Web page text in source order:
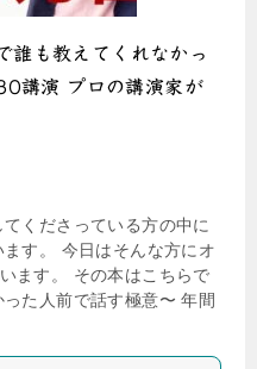
誰も教えてくれなかっ
講演 プロの講演家が
くださっている方の中に
す。 今日はそんな方にオ
ます。 その本はこちらで
た人前で話す極意〜 年間